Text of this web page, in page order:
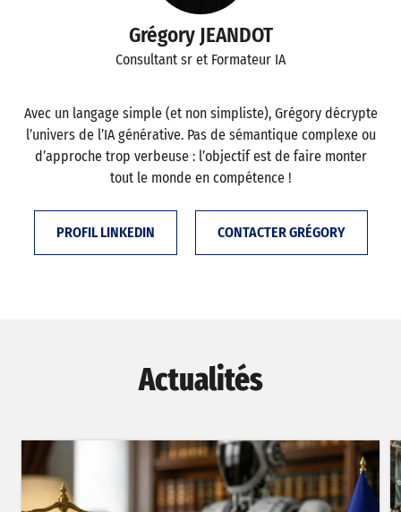
Grégory JEANDOT
Consultant sr et Formateur IA
Avec un langage simple (et non simpliste), Grégory décrypte
l’univers de l’IA générative. Pas de sémantique complexe ou
d’approche trop verbeuse : l’objectif est de faire monter
tout le monde en compétence !
PROFIL LINKEDIN CONTACTER GRÉGORY
Actualités